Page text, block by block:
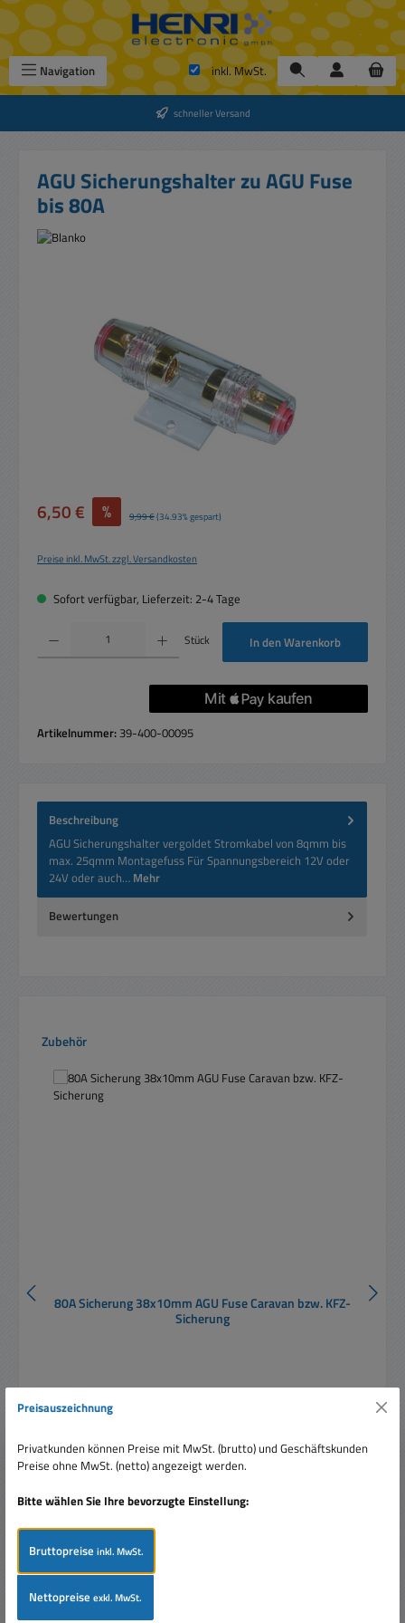
Zum Hauptinhalt springen
Navigation inkl. MwSt.
schneller Versand
AGU Sicherungshalter zu AGU Fuse
bis 80A
Verkaufspreis:
6,50 € % Regulärer Preis:
9,99 €(34.93% gespart)
Preise inkl. MwSt. zzgl. Versandkosten
Sofort verfügbar, Lieferzeit: 2-4 Tage
Produkt Anzahl: Gib den gewünschten Wert ein oder benutze die Schaltflächen um
Stück In den Warenkorb
Artikelnummer: 39-400-00095
Beschreibung
AGU Sicherungshalter vergoldet Stromkabel von 8qmm bis
max. 25qmm Montagefuss Für Spannungsbereich 12V oder
24V oder auch… Mehr
Bewertungen
Produktgalerie überspringen
Zubehör
80A Sicherung 38x10mm AGU Fuse Caravan bzw. KFZ-
Sicherung
Regulärer Preis:
Ab1,20 €
Produktgalerie überspringen
Ähnliche Artikel
Preisauszeichnung
Privatkunden können Preise mit MwSt. (brutto) und Geschäftskunden
Preise ohne MwSt. (netto) angezeigt werden.
Bitte wählen Sie Ihre bevorzugte Einstellung:
Bruttopreiseinkl. MwSt.
Nettopreiseexkl. MwSt.